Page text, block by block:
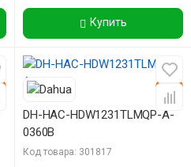
Купить
DH-HAC-HDW1231TLMQP-A-
0360B
Код товара: 301817